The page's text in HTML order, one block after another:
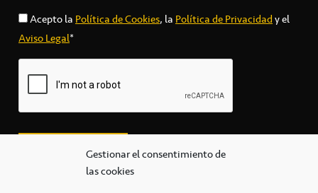
Gestionar el consentimiento de
las cookies
Acepto la Política de Cookies, la Política de Privacidady el
Aviso Legal*